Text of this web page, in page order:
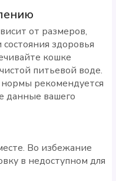
от размеров,
здоровья
кошке
питьевой воде.
нормы рекомендуется
данные вашего
Во избежание
в недоступном для